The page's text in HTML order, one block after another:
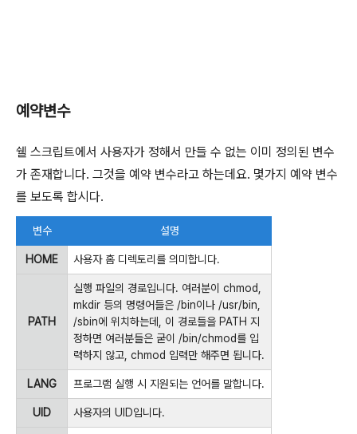
예약변수
쉘 스크립트에서 사용자가 정해서 만들 수 없는 이미 정의된 변수
가 존재합니다. 그것을 예약 변수라고 하는데요. 몇가지 예약 변수
를 보도록 합시다.
변수 설명
HOME 사용자 홈 디렉토리를 의미합니다.
PATH
실행 파일의 경로입니다. 여러분이 chmod,
mkdir 등의 명령어들은 /bin이나 /usr/bin,
/sbin에 위치하는데, 이 경로들을 PATH 지
정하면 여러분들은 굳이 /bin/chmod를 입
력하지 않고, chmod 입력만 해주면 됩니다.
LANG 프로그램 실행 시 지원되는 언어를 말합니다.
UID 사용자의 UID입니다.